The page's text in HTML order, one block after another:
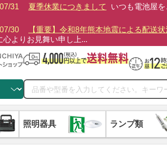
31 夏季休業につきまして
いつも電池屋
30 【重要】令和8年熊本地震による配送状
心よりお見舞い申し上...
照明器具 ランプ類